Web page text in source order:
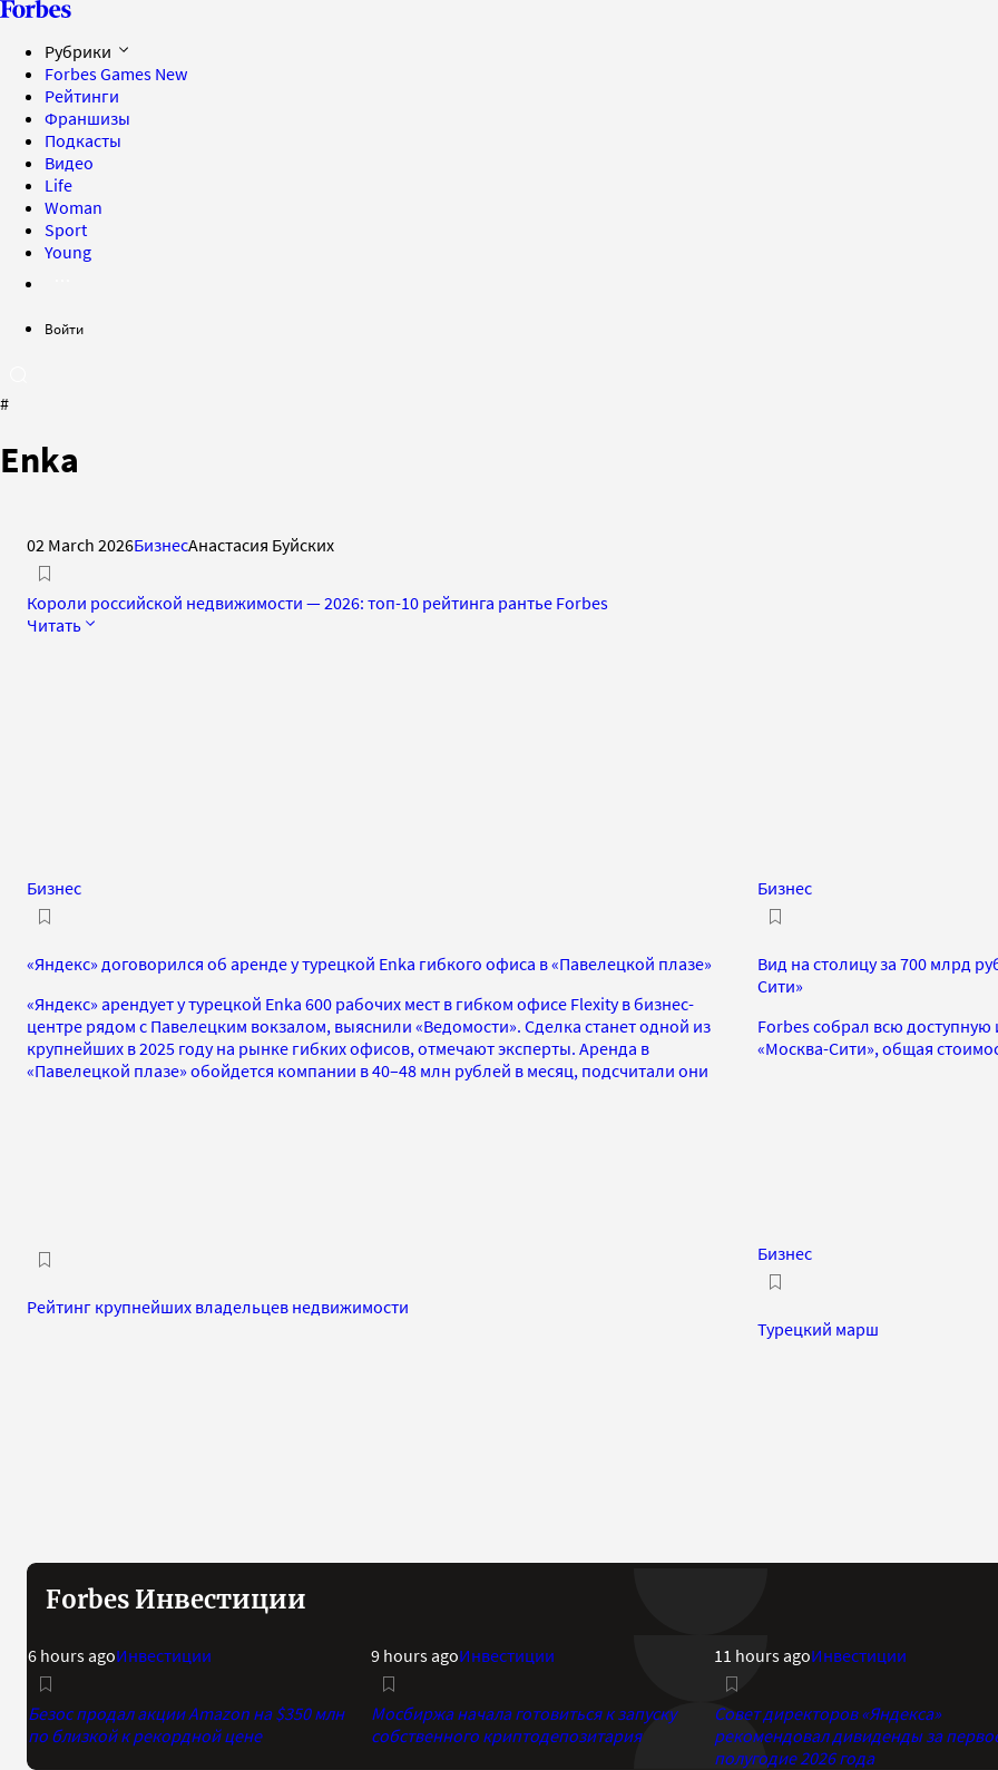
Рубрики
Forbes Games New
Рейтинги
Франшизы
Подкасты
Видео
Life
Woman
Sport
Young
Войти
#
Enka
02 March 2026БизнесАнастасия Буйских
Короли российской недвижимости — 2026: топ-10 рейтинга рантье Forbes
Читать
Бизнес
«Яндекс» договорился об аренде у турецкой Enka гибкого офиса в «Павелецкой плазе»
«Яндекс» арендует у турецкой Enka 600 рабочих мест в гибком офисе Flexity в бизнес-
центре рядом с Павелецким вокзалом, выяснили «Ведомости». Сделка станет одной из
крупнейших в 2025 году на рынке гибких офисов, отмечают эксперты. Аренда в
«Павелецкой плазе» обойдется компании в 40–48 млн рублей в месяц, подсчитали они
Бизнес
Вид на столицу за 700 млрд
Сити»
Forbes собрал всю
«Москва-Сити», общая
Рейтинг крупнейших владельцев недвижимости
Бизнес
Турецкий марш
Forbes Инвестиции
6 hours agoИнвестиции
Безос продал акции Amazon на $350 млн
по близкой к рекордной цене
9 hours agoИнвестиции
Мосбиржа начала готовиться к запуску
собственного криптодепозитария
11 hours agoИнвестиции
Совет директоров «Яндекса»
рекомендовал дивиденды за
полугодие 2026 года